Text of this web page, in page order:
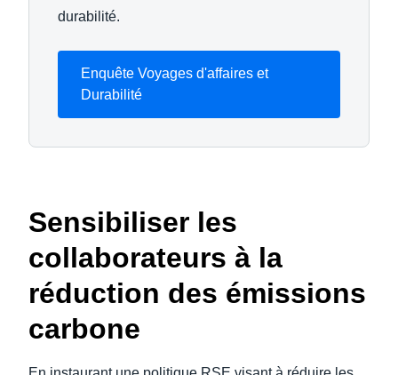
durabilité.
Enquête Voyages d'affaires et
Durabilité
Sensibiliser les
collaborateurs à la
réduction des émissions
carbone